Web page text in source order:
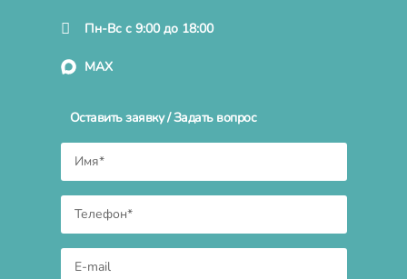
Пн-Вс с 9:00 до 18:00
MAX
Оставить заявку / Задать вопрос